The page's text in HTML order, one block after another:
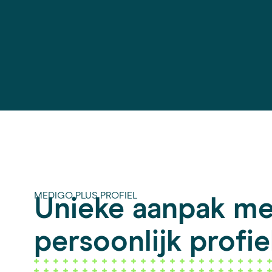
MEDIGO PLUS PROFIEL
Unieke aanpak
persoonlijk profiel